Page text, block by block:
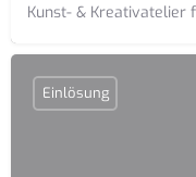
Kunst- & Kreativatelier
Einlösung